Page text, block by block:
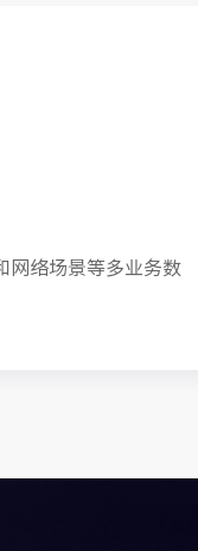
网络场景等多业务数